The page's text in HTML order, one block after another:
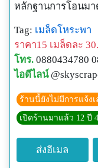
หลักฐานการโอนมา
สินค้าแล้ว จะจัดส่ง
อาทิตย์
เมล็ดพันธุ์ทั้งหมดใน
ทุกชนิด ซื้อมาขายไ
จำหน่าย เพื่อป้องกั
ชนิด หากปลูกไปแล้
สามารถติดต่อขอรั
ช่องทางอื่นๆ ที่สาม
E-Mail:
Facebook fanpage:
Tag: เมล็ดโหระพา
ราคา15 เมล็ดละ
โทร. 0880434780
ไอดีไลน์
ร้านนี้ยังไม่มีการแจ้ง
เปิดร้านมาแล้ว 12 ปี
ส่งอีเมล